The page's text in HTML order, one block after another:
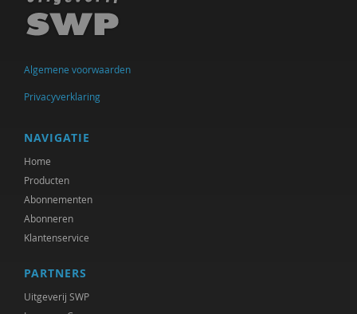
Jean de Munck
Patrick Nullens
Aisia Okma
Hans Panjoel
Norbert Peeters
Sandra Pellegrom
Algemene voorwaarden
Privacyverklaring
NAVIGATIE
Home
Producten
Abonnementen
Abonneren
Klantenservice
PARTNERS
Uitgeverij SWP